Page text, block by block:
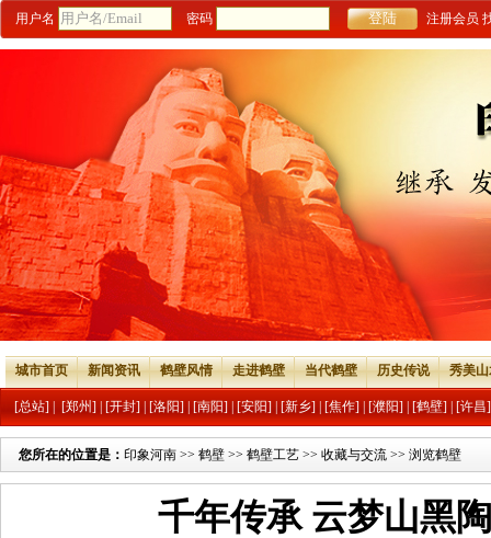
用户名 密码 注册会员
城市首页 新闻资讯 鹤壁风情 走进鹤壁 当代鹤壁 历史传说 秀美
[总站] [郑州] [开封] [洛阳] [南阳] [安阳] [新乡] [焦作] [濮阳] [鹤壁] [许昌]
您所在的位置是： 印象河南 >> 鹤壁 >> 鹤壁工艺 >> 收藏与交流 >> 浏览鹤壁
千年传承 云梦山黑